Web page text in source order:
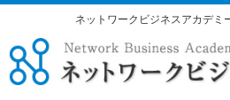
ネットワークビジネスアカデミ